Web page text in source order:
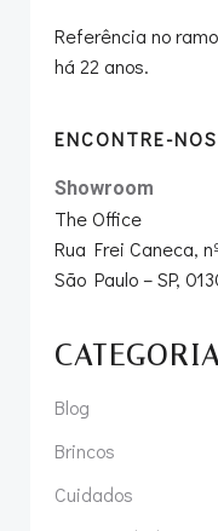
Referência no
há 22 anos.
ENCONTRE-NOS
Showroom
The Office
Rua Frei Caneca,
São Paulo – SP,
Blog
Brincos
Cuidados